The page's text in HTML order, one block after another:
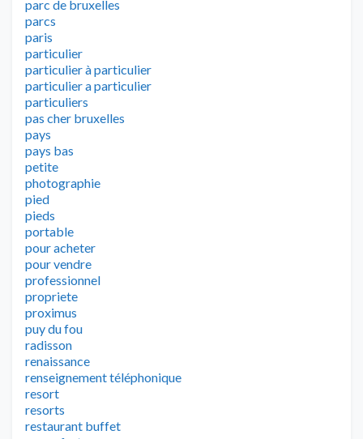
parc de bruxelles
parcs
paris
particulier
particulier à particulier
particulier a particulier
particuliers
pas cher bruxelles
pays
pays bas
petite
photographie
pied
pieds
portable
pour acheter
pour vendre
professionnel
propriete
proximus
puy du fou
radisson
renaissance
renseignement téléphonique
resort
resorts
restaurant buffet